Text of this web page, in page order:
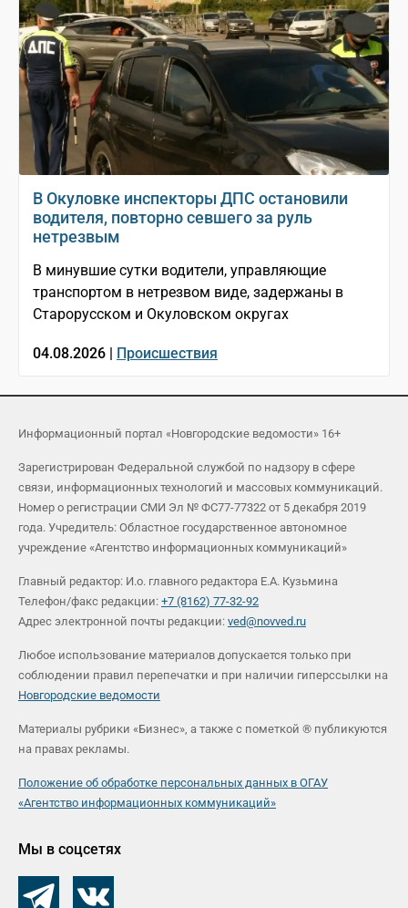
В Окуловке инспекторы ДПС остановили
водителя, повторно севшего за руль
нетрезвым
В минувшие сутки водители, управляющие
транспортом в нетрезвом виде, задержаны в
Старорусском и Окуловском округах
04.08.2026 | Происшествия
Информационный портал «Новгородские ведомости» 16+
Зарегистрирован Федеральной службой по надзору в сфере
связи, информационных технологий и массовых коммуникаций.
Номер о регистрации СМИ Эл № ФС77-77322 от 5 декабря 2019
года. Учредитель: Областное государственное автономное
учреждение «Агентство информационных коммуникаций»
Главный редактор: И.о. главного редактора Е.А. Кузьмина
Телефон/факс редакции: +7 (8162) 77-32-92
Адрес электронной почты редакции: ved@novved.ru
Любое использование материалов допускается только при
соблюдении правил перепечатки и при наличии гиперссылки на
Новгородские ведомости
Материалы рубрики «Бизнес», а также с пометкой ® публикуются
на правах рекламы.
Положение об обработке персональных данных в ОГАУ
«Агентство информационных коммуникаций»
Мы в соцсетях